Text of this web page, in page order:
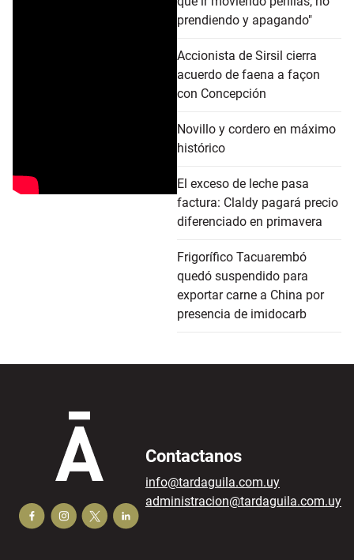
prendiendo y apagando"
Accionista de Sirsil cierra
acuerdo de faena a façon
con Concepción
Novillo y cordero en máximo
histórico
El exceso de leche pasa
factura: Claldy pagará precio
diferenciado en primavera
Frigorífico Tacuarembó
quedó suspendido para
exportar carne a China por
presencia de imidocarb
Contactanos
info@tardaguila.com.uy
administracion@tardaguila.com.uy